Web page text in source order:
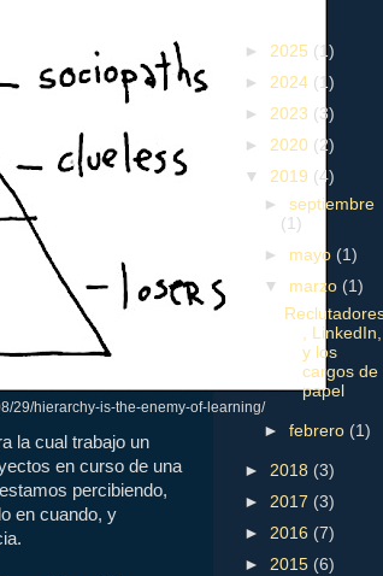
29/hierarchy-is-the-enemy-of-learning/
la cual trabajo un
en curso de una
percibiendo,
en cuando, y
► 2025 (1)
► 2024 (1)
► 2023 (3)
► 2020 (2)
▼ 2019 (4)
►septiembre
(1)
► mayo (1)
▼ marzo (1)
, LinkedIn,
y los
cargos de
papel
►febrero (1)
► 2018 (3)
► 2017 (3)
► 2016 (7)
► 2015 (6)